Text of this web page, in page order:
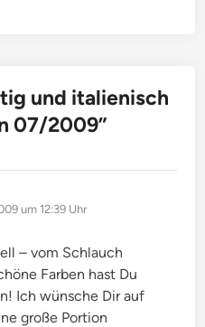
und italienisch
07/2009”
um 12:39 Uhr
– vom Schlauch
Farben hast Du
Ich wünsche Dir auf
große Portion